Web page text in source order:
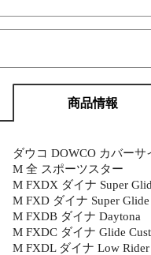
商品情報
ダウコ DOWCO カバーサ
M 全 スポーツスター
M FXDX ダイナ Super
M FXD ダイナ Super Glide
M FXDB ダイナ Daytona
M FXDC ダイナ Glide
M FXDL ダイナ Low Rider